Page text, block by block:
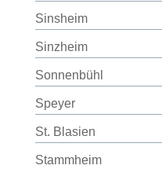
Sinsheim
Sinzheim
Sonnenbühl
Speyer
St. Blasien
Stammheim